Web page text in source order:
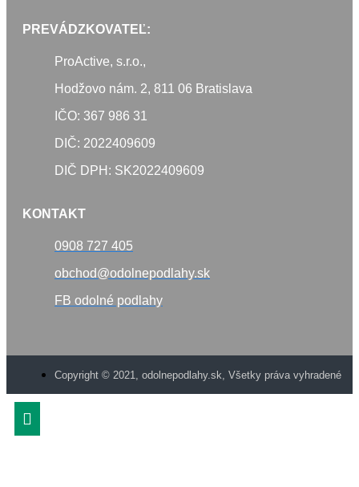
PREVÁDZKOVATEĽ:
ProActive, s.r.o.,
Hodžovo nám. 2, 811 06 Bratislava
IČO: 367 986 31
DIČ: 2022409609
DIČ DPH: SK2022409609
KONTAKT
0908 727 405
obchod@odolnepodlahy.sk
FB odolné podlahy
Copyright © 2021, odolnepodlahy.sk, Všetky práva vyhradené